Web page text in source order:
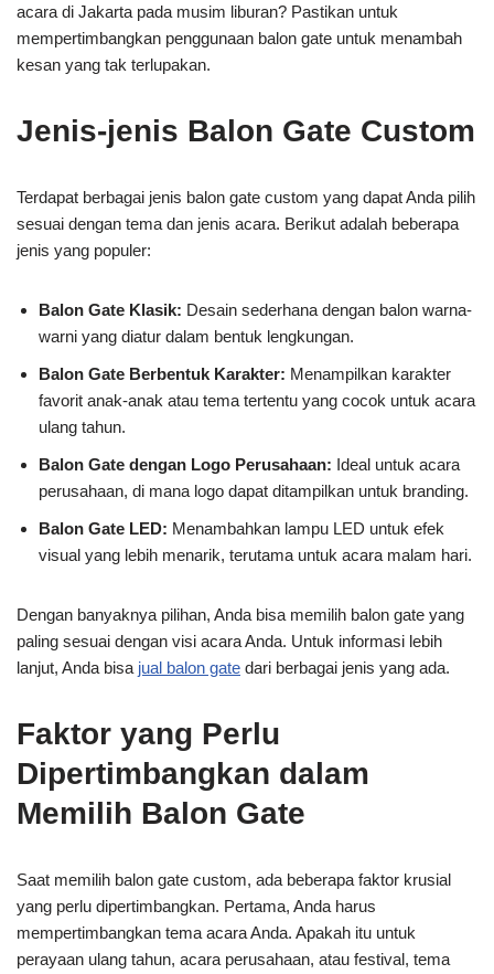
acara di Jakarta pada musim liburan? Pastikan untuk
mempertimbangkan penggunaan balon gate untuk menambah
kesan yang tak terlupakan.
Jenis-jenis Balon Gate Custom
Terdapat berbagai jenis balon gate custom yang dapat Anda pilih
sesuai dengan tema dan jenis acara. Berikut adalah beberapa
jenis yang populer:
Balon Gate Klasik: Desain sederhana dengan balon warna-
warni yang diatur dalam bentuk lengkungan.
Balon Gate Berbentuk Karakter: Menampilkan karakter
favorit anak-anak atau tema tertentu yang cocok untuk acara
ulang tahun.
Balon Gate dengan Logo Perusahaan: Ideal untuk acara
perusahaan, di mana logo dapat ditampilkan untuk branding.
Balon Gate LED: Menambahkan lampu LED untuk efek
visual yang lebih menarik, terutama untuk acara malam hari.
Dengan banyaknya pilihan, Anda bisa memilih balon gate yang
paling sesuai dengan visi acara Anda. Untuk informasi lebih
lanjut, Anda bisa jual balon gate dari berbagai jenis yang ada.
Faktor yang Perlu
Dipertimbangkan dalam
Memilih Balon Gate
Saat memilih balon gate custom, ada beberapa faktor krusial
yang perlu dipertimbangkan. Pertama, Anda harus
mempertimbangkan tema acara Anda. Apakah itu untuk
perayaan ulang tahun, acara perusahaan, atau festival, tema